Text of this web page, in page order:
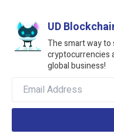
UD
The smart way
cryptocurrencies
global business!